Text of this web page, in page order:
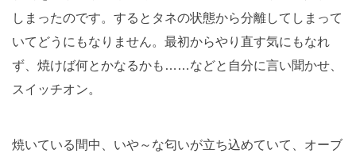
しまったのです。するとタネの状態から分離してしまって
いてどうにもなりません。最初からやり直す気にもなれ
ず、焼けば何とかなるかも……などと自分に言い聞かせ、
スイッチオン。
焼いている間中、いや～な匂いが立ち込めていて、オーブ